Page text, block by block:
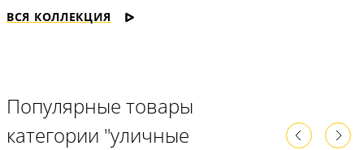
ВСЯ КОЛЛЕКЦИЯ
Популярные товары
категории "уличные